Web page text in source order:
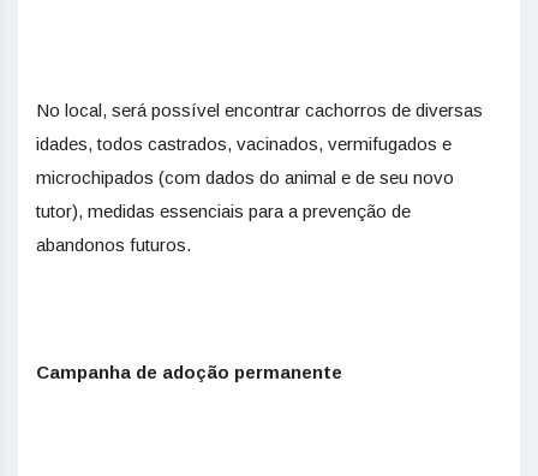
No local, será possível encontrar cachorros de diversas
idades, todos castrados, vacinados, vermifugados e
microchipados (com dados do animal e de seu novo
tutor), medidas essenciais para a prevenção de
abandonos futuros.
Campanha de adoção permanente